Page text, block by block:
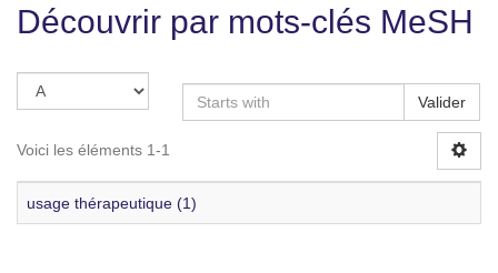
Découvrir par mots-clés MeSH
Valider
Voici les éléments 1-1
usage thérapeutique (1)